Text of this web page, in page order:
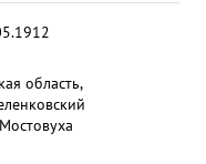
область,